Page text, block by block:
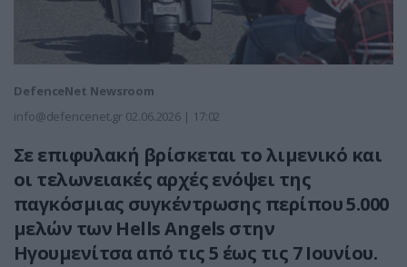
DefenceNet Newsroom
info@defencenet.gr 02.06.2026 | 17:02
Σε επιφυλακή βρίσκεται το λιμενικό και
οι τελωνειακές αρχές ενόψει της
παγκόσμιας συγκέντρωσης περίπου 5.000
μελών των Hells Angels στην
Ηγουμενίτσα από τις 5 έως τις 7 Ιουνίου.